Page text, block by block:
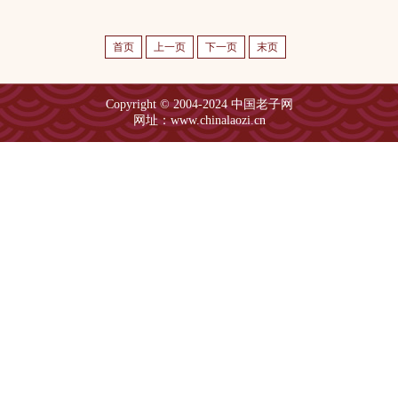
首页 上一页 下一页 末页
Copyright © 2004-2024 中国老子网
网址：www.chinalaozi.cn